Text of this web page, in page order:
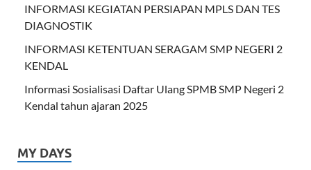
INFORMASI KEGIATAN PERSIAPAN MPLS DAN TES
DIAGNOSTIK
INFORMASI KETENTUAN SERAGAM SMP NEGERI 2
KENDAL
Informasi Sosialisasi Daftar Ulang SPMB SMP Negeri 2
Kendal tahun ajaran 2025
MY DAYS